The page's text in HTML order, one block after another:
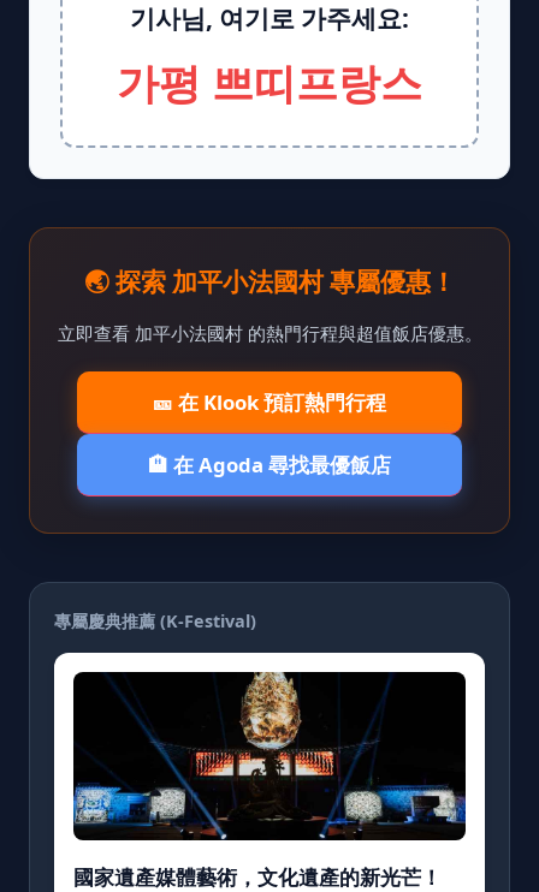
기사님, 여기로 가주세요:
가평 쁘띠프랑스
🌏 探索 加平小法國村 專屬優惠！
立即查看 加平小法國村 的熱門行程與超值飯店優惠。
🎫 在 Klook 預訂熱門行程
🏨 在 Agoda 尋找最優飯店
專屬慶典推薦 (K-Festival)
國家遺產媒體藝術，文化遺產的新光芒！